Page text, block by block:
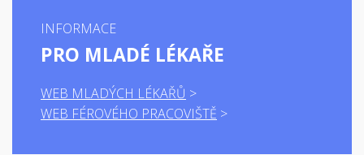
INFORMACE
PRO MLADÉ LÉKAŘE
WEB MLADÝCH LÉKAŘŮ
WEB FÉROVÉHO PRACOVIŠTĚ